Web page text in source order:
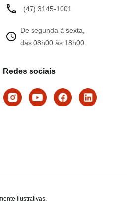
(47) 3145-1001
De segunda à sexta,
das 08h00 às 18h00.
Redes sociais
ilustrativas.